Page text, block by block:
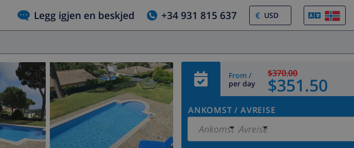
Legg igjen en beskjed +34 931 815 637 €
From /
per day
$370.00
$351.50
ANKOMST / AVREISE
Ankomst Avreise